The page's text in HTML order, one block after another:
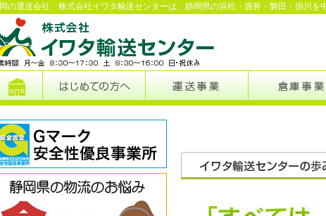
の運送会社 株式会社イワタ輸送センターは、静岡県の浜松・袋井・磐田・掛川を